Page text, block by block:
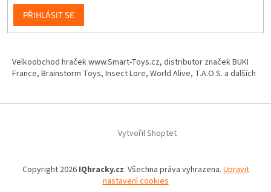
PŘIHLÁSIT SE
Velkoobchod hraček www.Smart-Toys.cz, distributor značek BUKI
France, Brainstorm Toys, Insect Lore, World Alive, T.A.O.S. a dalších
Vytvořil Shoptet
Copyright 2026 IQhracky.cz. Všechna práva vyhrazena. Upravit
nastavení cookies